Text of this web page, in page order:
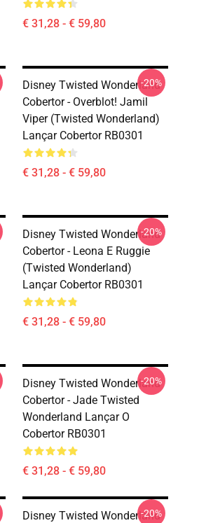
€ 31,28 - € 59,80
Disney Twisted Wonderland
Cobertor - Overblot! Jamil
Viper (Twisted Wonderland)
Lançar Cobertor RB0301
€ 31,28 - € 59,80
-20%
Disney Twisted Wonderland
Cobertor - Leona E Ruggie
(Twisted Wonderland)
Lançar Cobertor RB0301
€ 31,28 - € 59,80
-20%
Disney Twisted Wonderland
Cobertor - Jade Twisted
Wonderland Lançar O
Cobertor RB0301
€ 31,28 - € 59,80
-20%
Disney Twisted Wonderland
-20%